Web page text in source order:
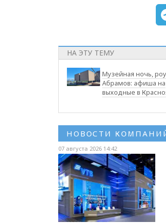
НА ЭТУ ТЕМУ
Музейная ночь,
Абрамов: афиша на
выходные в
НОВОСТИ
07 августа 2026 14:42